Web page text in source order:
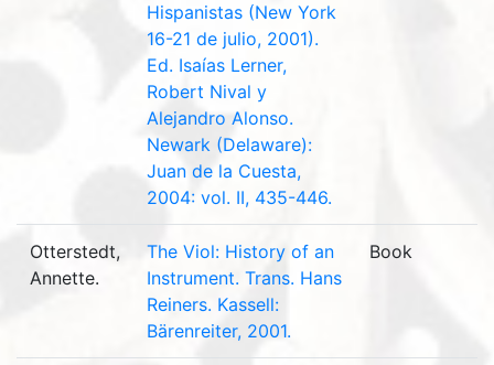
Hispanistas (New York
16-21 de julio, 2001).
Ed. Isaías Lerner,
Robert Nival y
Alejandro Alonso.
Newark (Delaware):
Juan de la Cuesta,
2004: vol. II, 435-446.
Otterstedt,
Annette.
The Viol: History of an
Instrument. Trans. Hans
Reiners. Kassell:
Bärenreiter, 2001.
Book